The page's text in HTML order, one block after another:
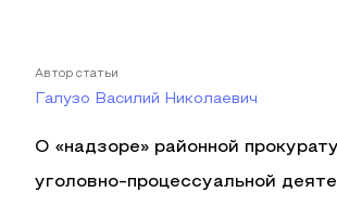
Автор статьи
Галузо Василий Николаевич
О «надзоре» районной
уголовно-процессуальной